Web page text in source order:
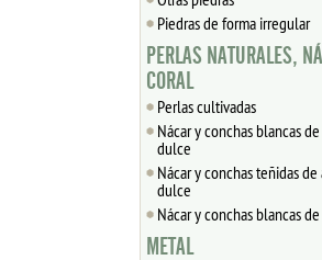
Piedras de forma irregular
PERLAS NATURALES,
CORAL
Perlas cultivadas
Nácar y conchas blancas
dulce
Nácar y conchas teñidas de
dulce
Nácar y conchas blancas
METAL